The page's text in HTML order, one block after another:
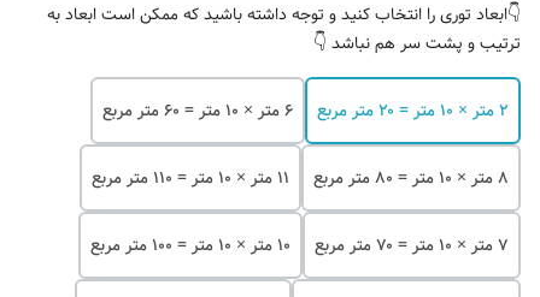
👇ابعاد توری را انتخاب کنید و توجه داشته باشید که ممکن است ابعاد به
ترتیب و پشت سر هم نباشد 👇
۲ متر × ۱۰ متر = ۲۰ متر مربع ۶ متر × ۱۰ متر = ۶۰ متر مربع
۸ متر × ۱۰ متر = ۸۰ متر مربع ۱۱ متر × ۱۰ متر = ۱۱۰ متر مربع
۷ متر × ۱۰ متر = ۷۰ متر مربع ۱۰ متر × ۱۰ متر = ۱۰۰ متر مربع